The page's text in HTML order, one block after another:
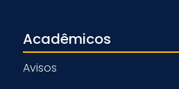
Acadêmicos
Avisos